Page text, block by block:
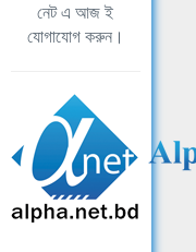
নেট এ আজ ই
যোগাযোগ করুন।